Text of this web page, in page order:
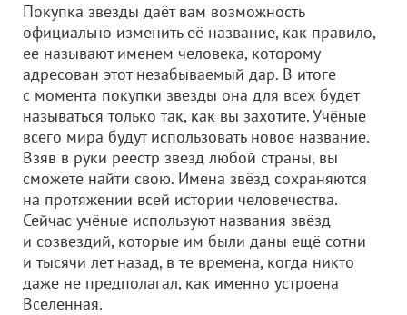
Покупка звезды даёт вам возможность
официально изменить её название, как правило,
ее называют именем человека, которому
адресован этот незабываемый дар. В итоге
с момента покупки звезды она для всех будет
называться только так, как вы захотите. Учёные
всего мира будут использовать новое название.
Взяв в руки реестр звезд любой страны, вы
сможете найти свою. Имена звёзд сохраняются
на протяжении всей истории человечества.
Сейчас учёные используют названия звёзд
и созвездий, которые им были даны ещё сотни
и тысячи лет назад, в те времена, когда никто
даже не предполагал, как именно устроена
Вселенная.